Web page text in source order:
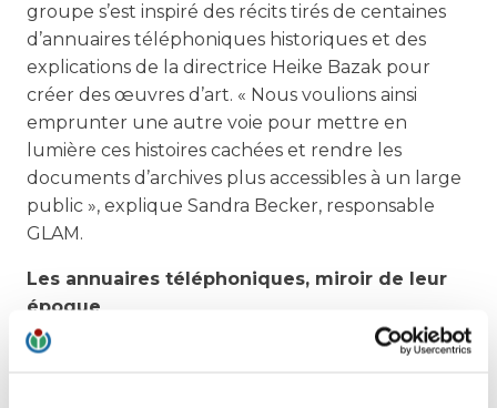
groupe s’est inspiré des récits tirés de centaines
d’annuaires téléphoniques historiques et des
explications de la directrice Heike Bazak pour
créer des œuvres d’art. « Nous voulions ainsi
emprunter une autre voie pour mettre en
lumière ces histoires cachées et rendre les
documents d’archives plus accessibles à un large
public », explique Sandra Becker, responsable
GLAM.
Les annuaires téléphoniques, miroir de leur
époque
Or, un annuaire téléphonique est loin d’être un